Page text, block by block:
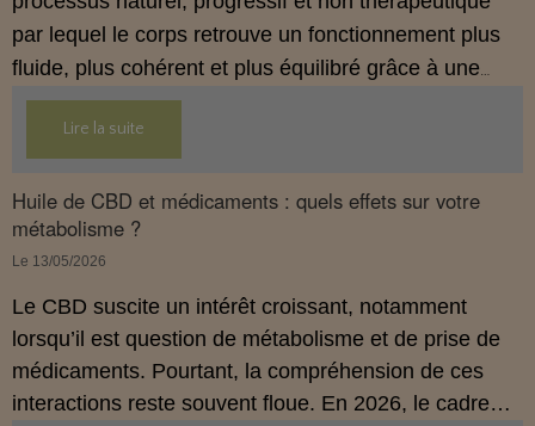
par lequel le corps retrouve un fonctionnement plus
fluide, plus cohérent et plus équilibré grâce à une
hygiène de vie adaptée.
Lire la suite
Huile de CBD et médicaments : quels effets sur votre
métabolisme ?
Le 13/05/2026
Le CBD suscite un intérêt croissant, notamment
lorsqu’il est question de métabolisme et de prise de
médicaments. Pourtant, la compréhension de ces
interactions reste souvent floue. En 2026, le cadre